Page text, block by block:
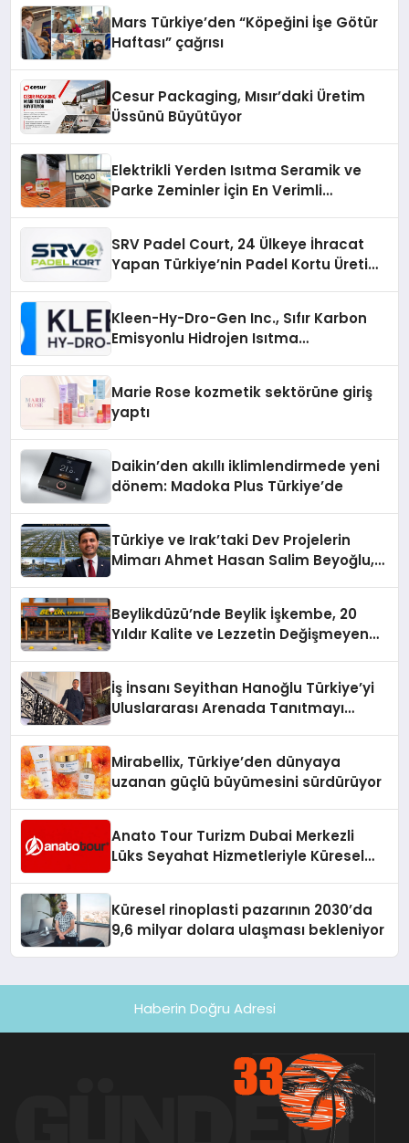
Mars Türkiye’den “Köpeğini İşe Götür
Haftası” çağrısı
Cesur Packaging, Mısır’daki Üretim
Üssünü Büyütüyor
Elektrikli Yerden Isıtma Seramik ve
Parke Zeminler İçin En Verimli
SRV Padel Court, 24 Ülkeye İhracat
Yapan Türkiye’nin Padel Kortu Üretim
Kleen-Hy-Dro-Gen Inc., Sıfır Karbon
Emisyonlu Hidrojen Isıtma
Marie Rose kozmetik sektörüne giriş
yaptı
Daikin’den akıllı iklimlendirmede yeni
dönem: Madoka Plus Türkiye’de
Türkiye ve Irak’taki Dev Projelerin
Mimarı Ahmet Hasan Salim Beyoğlu,
Hayata Geçirecek
Beylikdüzü’nde Beylik İşkembe, 20
Yıldır Kalite ve Lezzetin Değişmeyen
İş İnsanı Seyithan Hanoğlu Türkiye’yi
Uluslararası Arenada Tanıtmayı
Mirabellix, Türkiye’den dünyaya
uzanan güçlü büyümesini sürdürüyor
Anato Tour Turizm Dubai Merkezli
Lüks Seyahat Hizmetleriyle Küresel
Küresel rinoplasti pazarının 2030’da
9,6 milyar dolara ulaşması bekleniyor
Haberin Doğru Adresi